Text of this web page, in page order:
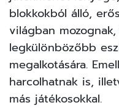
blokkokból álló,
világban
legkülönbözőbb
megalkotására.
harcolhatnak is,
más játékosokkal.